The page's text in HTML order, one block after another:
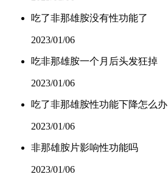
吃了非那雄胺没有性功能了
2023/01/06
吃非那雄胺一个月后头发狂掉
2023/01/06
吃了非那雄胺性功能下降怎么办
2023/01/06
非那雄胺片影响性功能吗
2023/01/06